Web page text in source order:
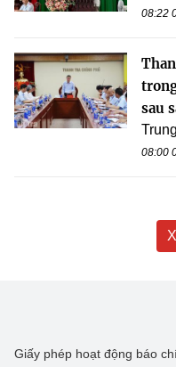
08:22
sau
08:00
Giấy phép hoạt động báo